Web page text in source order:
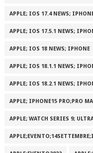
APPLE; IOS 17.4 NEWS;
APPLE; IOS 17.5.1 NEWS;
APPLE; IOS 18 NEWS; IPHONE
APPLE; IOS 18.1.1 NEWS;
APPLE; IOS 18.2.1 NEWS;
APPLE; IPHONE15 PRO;PRO
APPLE; WATCH SERIES 9;